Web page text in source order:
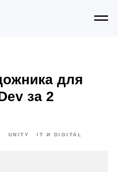
для
за 2
UNITY IT И DIGITAL